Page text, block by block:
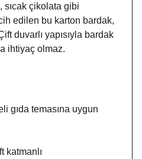
sıcak çikolata gibi
edilen bu karton bardak,
duvarlı yapısıyla bardak
ihtiyaç olmaz.
gıda temasına uygun
katmanlı